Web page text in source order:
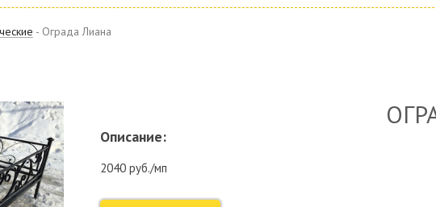
- Ограда Лиана
Описание:
2040 руб./мп